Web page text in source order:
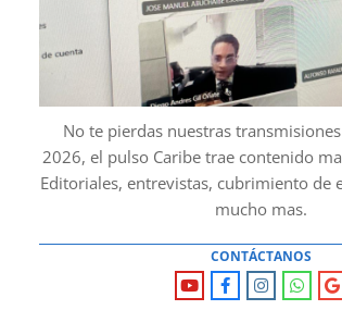
No te pierdas nuestras
2026, el pulso Caribe trae contenido
Editoriales, entrevistas, cubrimiento de
mucho mas.
CONTÁCTANOS